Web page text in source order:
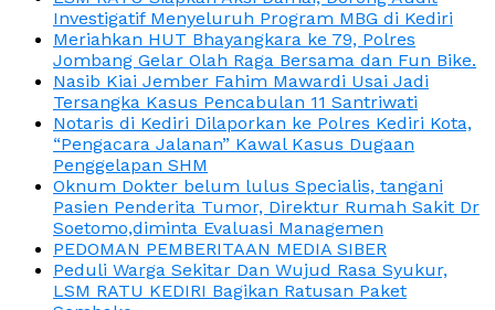
Investigatif Menyeluruh Program MBG di Kediri
Meriahkan HUT Bhayangkara ke 79, Polres
Jombang Gelar Olah Raga Bersama dan Fun Bike.
Nasib Kiai Jember Fahim Mawardi Usai Jadi
Tersangka Kasus Pencabulan 11 Santriwati
Notaris di Kediri Dilaporkan ke Polres Kediri Kota,
“Pengacara Jalanan” Kawal Kasus Dugaan
Penggelapan SHM
Oknum Dokter belum lulus Specialis, tangani
Pasien Penderita Tumor, Direktur Rumah Sakit Dr
Soetomo,diminta Evaluasi Managemen
PEDOMAN PEMBERITAAN MEDIA SIBER
Peduli Warga Sekitar Dan Wujud Rasa Syukur,
LSM RATU KEDIRI Bagikan Ratusan Paket